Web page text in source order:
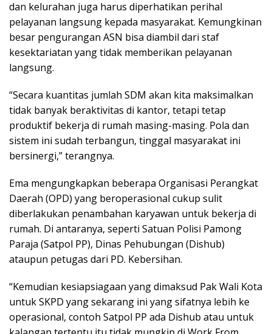
dan kelurahan juga harus diperhatikan perihal
pelayanan langsung kepada masyarakat. Kemungkinan
besar pengurangan ASN bisa diambil dari staf
kesektariatan yang tidak memberikan pelayanan
langsung.
“Secara kuantitas jumlah SDM akan kita maksimalkan
tidak banyak beraktivitas di kantor, tetapi tetap
produktif bekerja di rumah masing-masing. Pola dan
sistem ini sudah terbangun, tinggal masyarakat ini
bersinergi,” terangnya.
Ema mengungkapkan beberapa Organisasi Perangkat
Daerah (OPD) yang beroperasional cukup sulit
diberlakukan penambahan karyawan untuk bekerja di
rumah. Di antaranya, seperti Satuan Polisi Pamong
Paraja (Satpol PP), Dinas Pehubungan (Dishub)
ataupun petugas dari PD. Kebersihan.
“Kemudian kesiapsiagaan yang dimaksud Pak Wali Kota
untuk SKPD yang sekarang ini yang sifatnya lebih ke
operasional, contoh Satpol PP ada Dishub atau untuk